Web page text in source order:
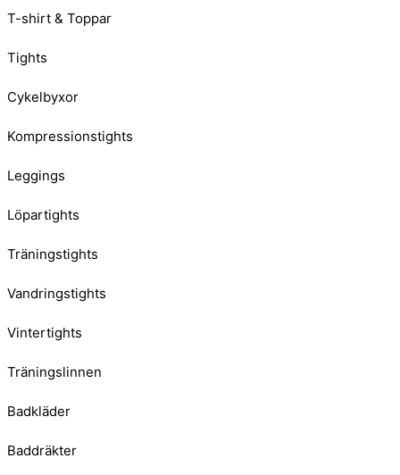
T-shirt & Toppar
Tights
Cykelbyxor
Kompressionstights
Leggings
Löpartights
Träningstights
Vandringstights
Vintertights
Träningslinnen
Badkläder
Baddräkter